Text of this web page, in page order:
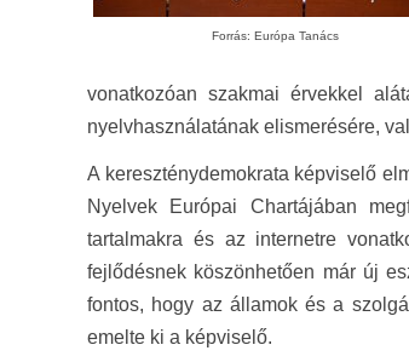
Forrás: Európa Tanács
vonatkozóan szakmai érvekkel
nyelvhasználatának elismerésére,
A kereszténydemokrata képviselő
Nyelvek Európai Chartájában
tartalmakra és az internetre
fejlődésnek köszönhetően már új
fontos, hogy az államok és a
emelte ki a képviselő.